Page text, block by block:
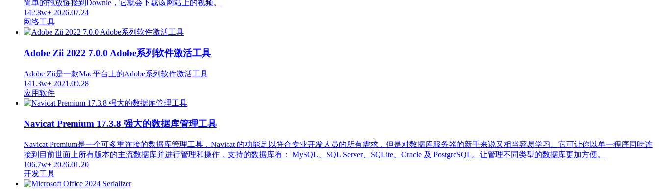
简单的拖放链接到Downie，它就会下载该网站上的视频。
142.8w+ 2026.07.24
网络工具
Adobe Zii 2022 7.0.0 Adobe系列软件激活工具
Adobe Zii是一款Mac平台上的Adobe系列软件激活工具
141.3w+ 2021.09.28
应用软件
Navicat Premium 17.3.8 强大的数据库管理工具
Navicat Premium是一个可多重连接的数据库管理工具，Navicat 的功能足以符合专业开发人员的所有需求，但是对数据库服务器的新手来说又相当容易学习。它可让你以单一程序同時连
接到目前世面上所有版本的主流数据库并进行管理和操作，支持的数据库有： MySQL、SQL Server、SQLite、Oracle 及 PostgreSQL。让管理不同类型的数据库更加方便。
106.7w+ 2026.01.20
开发工具